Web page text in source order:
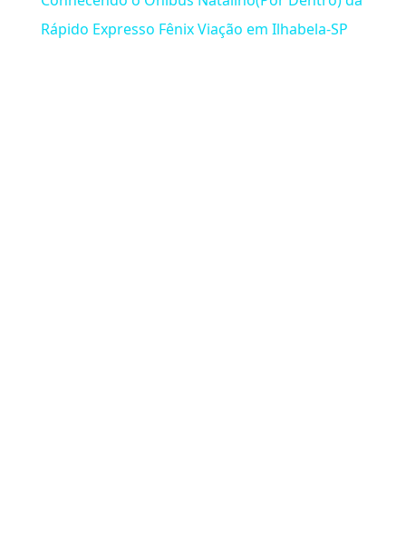
Rápido Expresso Fênix Viação em Ilhabela-SP